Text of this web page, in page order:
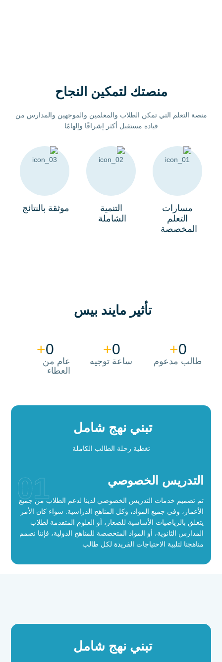
منصتك لتمكين النجاح
منصة التعلم التي تمكن الطلاب والمعلمين والموجهين والمدارس من
قيادة مستقبل أكثر إشراقًا وإلهامًا
مسارات
التعلم
المخصصة
التنمية
الشاملة
موثقة بالنتائج
تأثير مايند بيس
طالب مدعوم
0
+
ساعة توجيه
0
+
عام من
العطاء
0
+
تبني نهج شامل
تغطية رحلة الطالب الكاملة
التدريس الخصوصي 01
تم تصميم خدمات التدريس الخصوصي لدينا لدعم الطلاب من جميع
الأعمار، وفي جميع المواد، وكل المناهج الدراسية. سواء كان الأمر
يتعلق بالرياضيات الأساسية للصغار، أو العلوم المتقدمة لطلاب
المدارس الثانوية، أو المواد المتخصصة للمناهج الدولية، فإننا نصمم
مناهجنا لتلبية الاحتياجات الفريدة لكل طالب
تبني نهج شامل